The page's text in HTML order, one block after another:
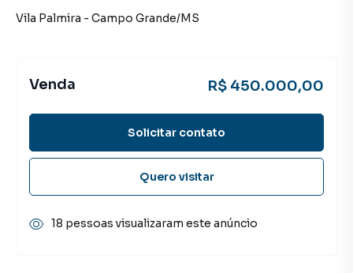
Vila Palmira - Campo Grande/MS
Venda R$ 450.000,00
Solicitar contato
Quero visitar
18 pessoas visualizaram este anúncio